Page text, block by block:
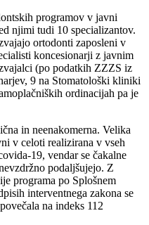
programov v javni
njimi tudi 10 specializantov.
ortodonti zaposleni v
koncesionarji z javnim
(po podatkih ZZZS iz
9 na Stomatološki kliniki
ordinacijah pa je
in neenakomerna. Velika
v celoti realizirana v vseh
19, vendar se čakalne
podaljšujejo. Z
programa po Splošnem
interventnega zakona se
na indeks 112